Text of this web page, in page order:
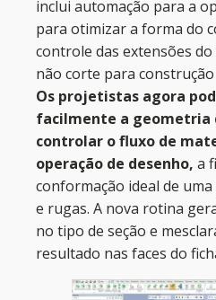
inclui automação para a
para otimizar a forma do
controle das extensões
não corte para
Os projetistas agora
facilmente a geometria
controlar o fluxo de
operação de desenho, a
conformação ideal de
e rugas. A nova rotina
no tipo de seção e
resultado nas faces do